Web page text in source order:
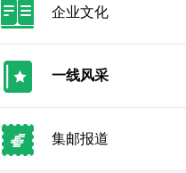
企业文化
一线风采
集邮报道